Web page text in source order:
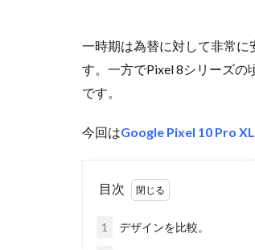
一時期は為替に対して非常に
す。一方でPixel 8シリーズ
です。
今回はGoogle Pixel 10 Pro XL
目次
1 デザインを比較。